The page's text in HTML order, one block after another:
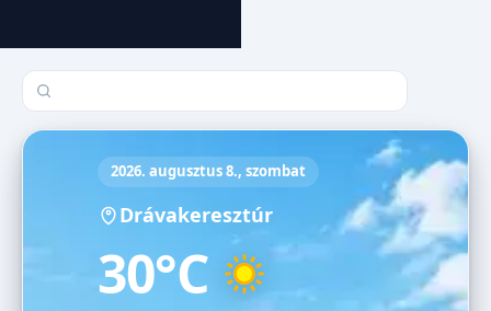
Település keresése
2026. augusztus 8., szombat
Drávakeresztúr
30°C